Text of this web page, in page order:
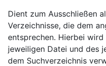
Dient zum Ausschließen
Verzeichnisse, die dem
entsprechen. Hierbei
jeweiligen Datei und des
dem Suchverzeichnis